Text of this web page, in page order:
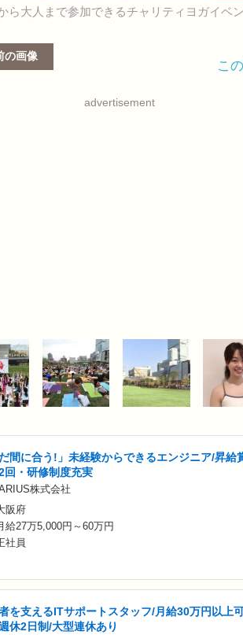
ら大人まで参加できるチャリティヨガイベ
の画像
こ
advertisement
だ間に合う!」未経験からできるエンジニア/昇給
回・研修制度充実
株式会社
阪府
給27万5,000円～60万円
社員
を支えるITサポートスタッフ/月給30万円以上
休2日制/大型連休あり